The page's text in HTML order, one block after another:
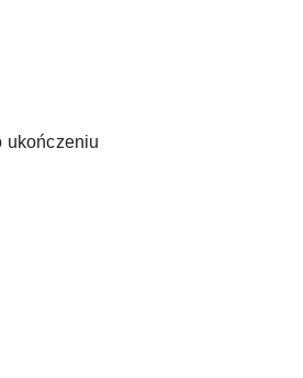
ukończeniu